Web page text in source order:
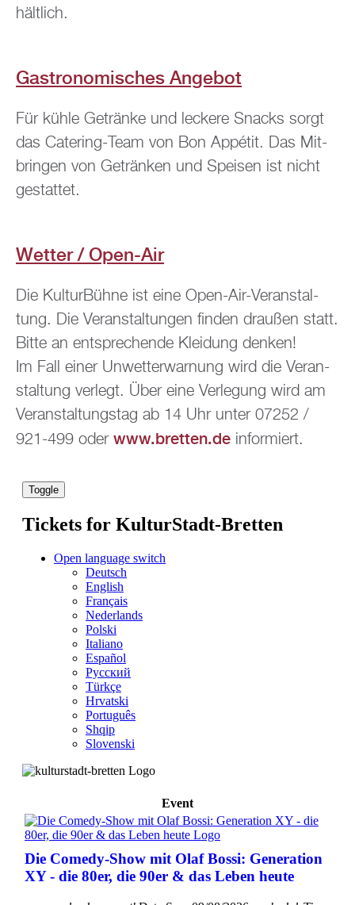
hält­lich.
Gas­tro­no­mi­sches An­ge­bot
Für kühle Ge­trän­ke und le­cke­re Snacks sorgt
das Ca­te­ring-Team von Bon Ap­pé­tit. Das Mit­
brin­gen von Ge­trän­ken und Spei­sen ist nicht
ge­stat­tet.
Wet­ter / Open-Air
Die Kul­tur­Büh­ne ist eine Open-Air-Ver­an­stal­
tung. Die Ver­an­stal­tun­gen fin­den drau­ßen statt.
Bitte an ent­spre­chen­de Klei­dung den­ken!
Im Fall einer Un­wet­ter­war­nung wird die Ver­an­
stal­tung ver­legt. Über eine Ver­le­gung wird am
Ver­an­stal­tungs­tag ab 14 Uhr unter 07252 /
921-499 oder www.​bretten.​de in­for­miert.